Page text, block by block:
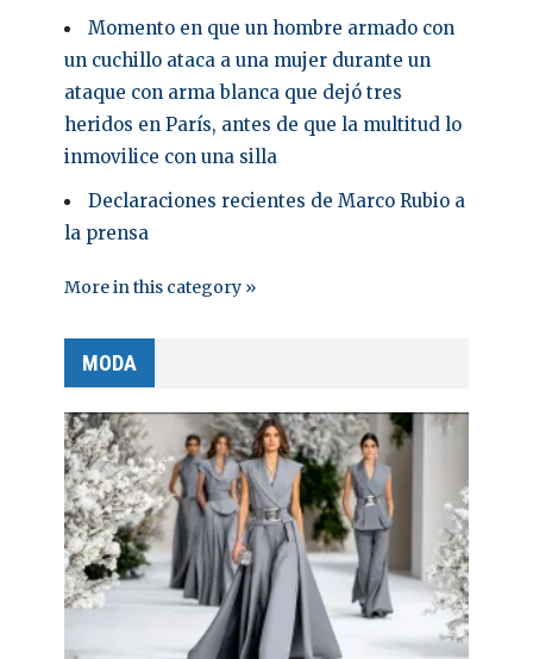
Momento en que un hombre armado con
un cuchillo ataca a una mujer durante un
ataque con arma blanca que dejó tres
heridos en París, antes de que la multitud lo
inmovilice con una silla
Declaraciones recientes de Marco Rubio a
la prensa
More in this category »
MODA